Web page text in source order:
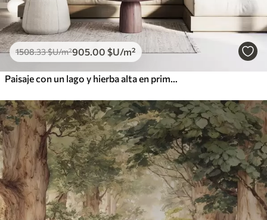
1508.33$U/m²905 .00 $U/m²